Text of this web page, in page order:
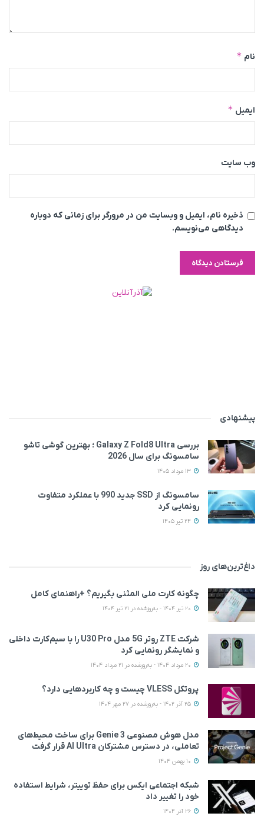
نام *
ایمیل *
وب‌ سایت
ذخیره نام، ایمیل و وبسایت من در مرورگر برای زمانی که دوباره
دیدگاهی می‌نویسم.
پیشنهادی
بررسی Galaxy Z Fold8 Ultra ؛ بهترین گوشی تاشو
سامسونگ برای سال 2026
سامسونگ از SSD جدید 990 با عملکرد متفاوت
رونمایی کرد
داغ‌ترین‌های روز
چگونه کارت ملی المثنی بگیریم؟ +راهنمای کامل
شرکت ZTE روتر 5G مدل U30 Pro را با سیم‌کارت داخلی
و نمایشگر رونمایی کرد
پروتکل VLESS چیست و چه کاربردهایی دارد؟
مدل هوش مصنوعی Genie 3 برای ساخت محیط‌های
تعاملی، در دسترس مشترکان AI Ultra قرار گرفت
شبکه اجتماعی ایکس برای حفظ توییتر، شرایط استفاده
خود را تغییر داد